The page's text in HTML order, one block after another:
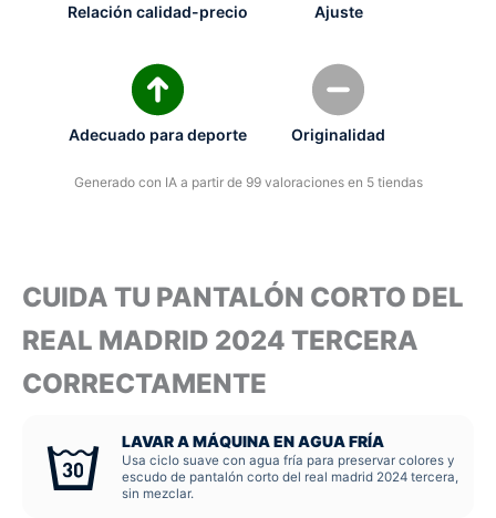
Relación calidad-precio Ajuste
Adecuado para deporte Originalidad
Generado con IA a partir de 99 valoraciones en 5 tiendas
CUIDA TU PANTALÓN CORTO DEL
REAL MADRID 2024 TERCERA
CORRECTAMENTE
LAVAR A MÁQUINA EN AGUA FRÍA
Usa ciclo suave con agua fría para preservar colores y
escudo de pantalón corto del real madrid 2024 tercera,
sin mezclar.